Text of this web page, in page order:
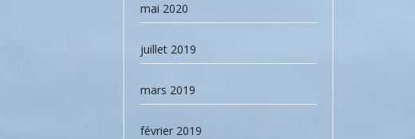
mai 2020
juillet 2019
mars 2019
février 2019